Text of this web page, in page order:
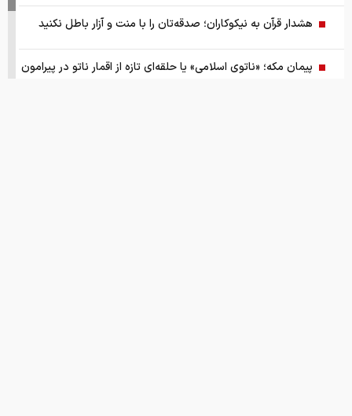
هشدار قرآن به نیکوکاران؛ صدقه‌تان را با منت و آزار باطل نکنید
پیمان مکه؛ «ناتوی اسلامی» یا حلقه‌ای تازه از اقمار ناتو در پیرامون